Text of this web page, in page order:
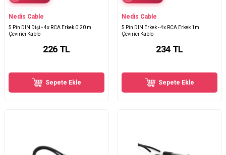
Nedis Cable
5 Pin DIN Dişi - 4x RCA Erkek 0.20 m
Çevirici Kablo
226 TL
Sepete Ekle
Nedis Cable
5 Pin DIN Erkek - 4x RCA Erkek 1m
Çevirici Kablo
234 TL
Sepete Ekle